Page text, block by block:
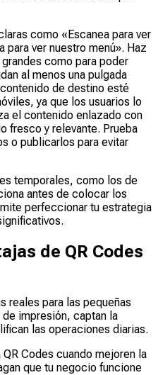
como «Escanea para ver
ver nuestro menú». Haz
como para poder
al menos una pulgada
de destino esté
ya que los usuarios lo
el contenido enlazado con
fresco y relevante. Prueba
o publicarlos para evitar
temporales, como los de
antes de colocar los
perfeccionar tu estrategia
de QR Codes
reales para las pequeñas
impresión, captan la
las operaciones diarias.
Codes cuando mejoren la
que tu negocio funcione